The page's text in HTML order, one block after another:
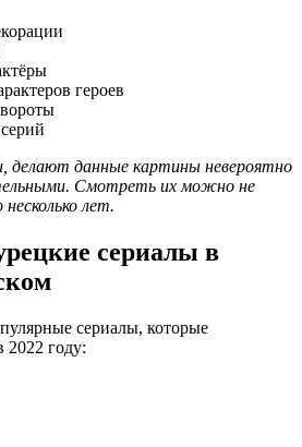
героев
делают данные картины невероятно
Смотреть их можно не
лет.
сериалы в
сериалы, которые
2022 году: